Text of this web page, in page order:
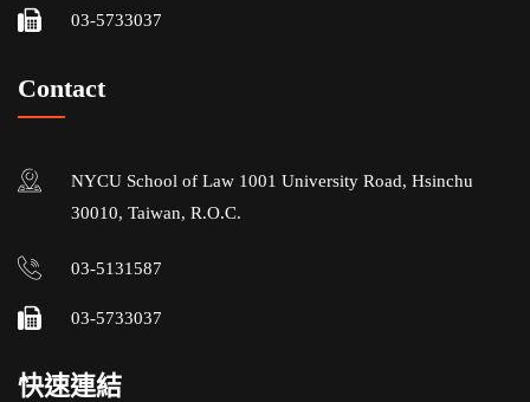
03-5733037
Contact
NYCU School of Law 1001 University Road, Hsinchu
30010, Taiwan, R.O.C.
03-5131587
03-5733037
快速連結